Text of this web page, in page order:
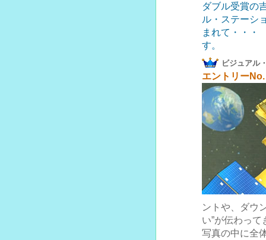
ダブル受賞の
ル・ステーシ
まれて・・・
す。
ビジュアル
エントリー
ントや、ダウ
い”が伝わっ
写真の中に全